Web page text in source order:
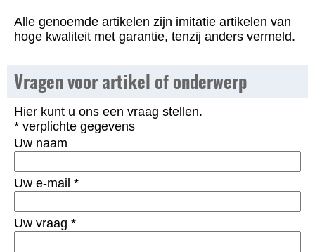
Alle genoemde artikelen zijn imitatie artikelen van
hoge kwaliteit met garantie, tenzij anders vermeld.
Vragen voor artikel of onderwerp
Hier kunt u ons een vraag stellen.
* verplichte gegevens
Uw naam
Uw e-mail *
Uw vraag *